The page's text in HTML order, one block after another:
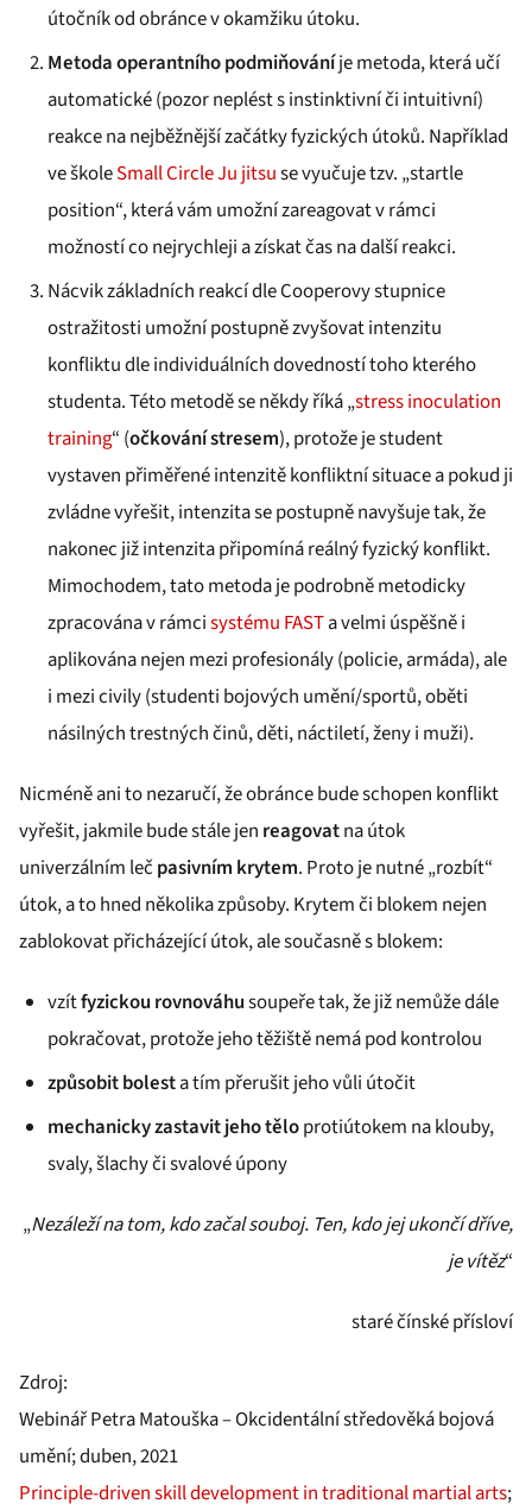
útočník od obránce v okamžiku útoku.
Metoda operantního podmiňováníje metoda, která učí
automatické (pozor neplést s instinktivní či intuitivní)
reakce na nejběžnější začátky fyzických útoků. Například
ve školeSmall Circle Ju jitsuse vyučuje tzv. „startle
position“, která vám umožní zareagovat v rámci
možností co nejrychleji a získat čas na další reakci.
Nácvik základních reakcí dle Cooperovy stupnice
ostražitosti umožní postupně zvyšovat intenzitu
konfliktu dle individuálních dovedností toho kterého
studenta. Této metodě se někdy říká „stress inoculation
training“ (očkování stresem), protože je student
vystaven přiměřené intenzitě konfliktní situace a pokud ji
zvládne vyřešit, intenzita se postupně navyšuje tak, že
nakonec již intenzita připomíná reálný fyzický konflikt.
Mimochodem, tato metoda je podrobně metodicky
zpracována v rámcisystému FASTa velmi úspěšně i
aplikována nejen mezi profesionály (policie, armáda), ale
i mezi civily (studenti bojových umění/sportů, oběti
násilných trestných činů, děti, náctiletí, ženy i muži).
Nicméně ani to nezaručí, že obránce bude schopen konflikt
vyřešit, jakmile bude stále jen reagovatna útok
univerzálním lečpasivním krytem. Proto je nutné „rozbít“
útok, a to hned několika způsoby. Krytem či blokem nejen
zablokovat přicházející útok, ale současně s blokem:
vzítfyzickou rovnováhusoupeře tak, že již nemůže dále
pokračovat, protože jeho těžiště nemá pod kontrolou
způsobit bolesta tím přerušit jeho vůli útočit
mechanicky zastavit jeho těloprotiútokem na klouby,
svaly, šlachy či svalové úpony
„Nezáleží na tom, kdo začal souboj. Ten, kdo jej ukončí dříve,
je vítěz“
staré čínské přísloví
Zdroj:
Webinář Petra Matouška – Okcidentální středověká bojová
umění; duben, 2021
Principle-driven skill development in traditional martial arts;